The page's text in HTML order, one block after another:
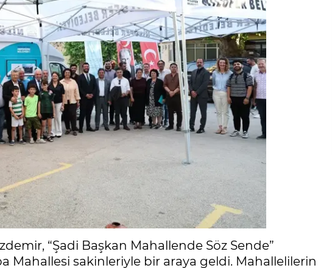
“Şadi Başkan Mahallende Söz Sende”
Mahallesi sakinleriyle bir araya geldi. Mahallelilerin